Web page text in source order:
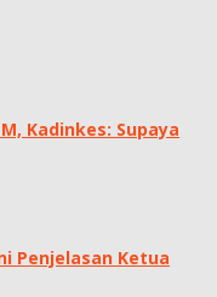
Kadinkes: Supaya
Penjelasan Ketua